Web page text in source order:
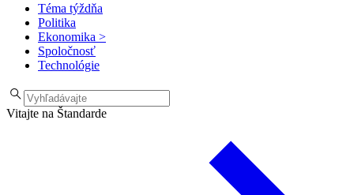
Téma týždňa
Politika
Ekonomika >
Spoločnosť
Technológie
Vitajte na Štandarde